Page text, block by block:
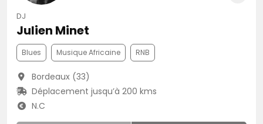
DJ
Julien Minet
Blues Musique Africaine RNB
Bordeaux (33)
Déplacement jusqu’à 200 kms
N.C